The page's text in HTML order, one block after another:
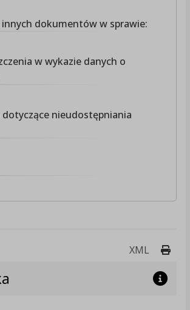
dokumentów w sprawie:
w wykazie danych o
dotyczące nieudostępniania
XML